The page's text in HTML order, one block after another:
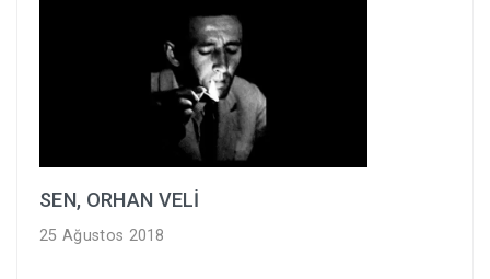
SEN, ORHAN VELİ
25 Ağustos 2018